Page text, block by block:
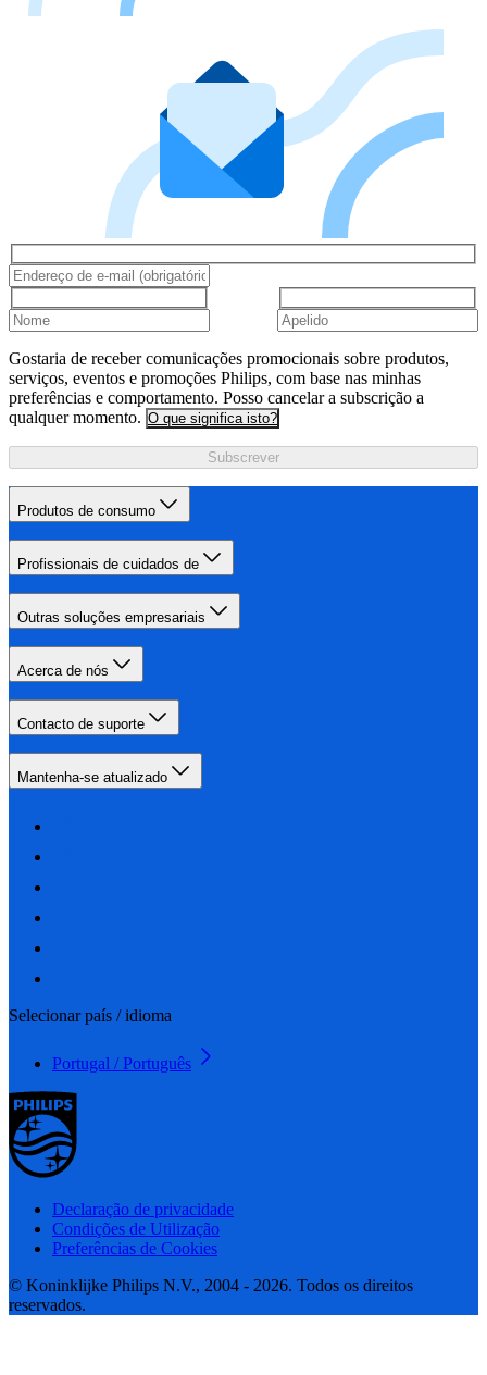
Gostaria de receber comunicações promocionais sobre produtos,
serviços, eventos e promoções Philips, com base nas minhas
preferências e comportamento. Posso cancelar a subscrição a
qualquer momento. O que significa isto?
Subscrever
Produtos de consumo
Profissionais de cuidados de
Outras soluções empresariais
Acerca de nós
Contacto de suporte
Mantenha-se atualizado
Selecionar país / idioma
Portugal / Português
Declaração de privacidade
Condições de Utilização
Preferências de Cookies
© Koninklijke Philips N.V., 2004 - 2026. Todos os direitos
reservados.